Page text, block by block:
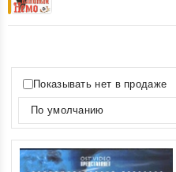
Показывать нет в продаже